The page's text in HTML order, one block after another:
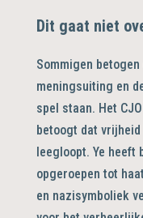
Dit gaat niet
Sommigen
meningsuiting en
spel staan. Het
betoogt dat
leegloopt. Ye
opgeroepen tot
en nazisymboliek